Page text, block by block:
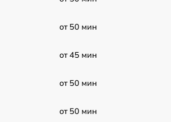
от 50 мин
от 45 мин
от 50 мин
от 50 мин